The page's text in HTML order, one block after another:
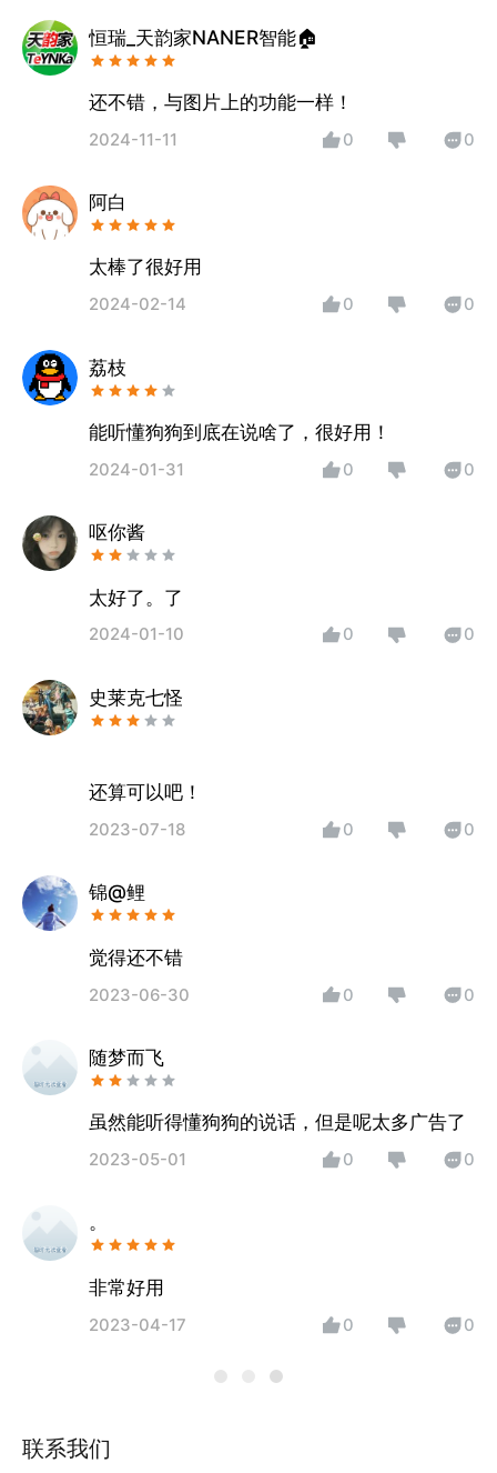
恒瑞_天韵家NANER智能🏠
还不错，与图片上的功能一样！
2024-11-11 0 0
阿白
太棒了很好用
2024-02-14 0 0
荔枝
能听懂狗狗到底在说啥了，很好用！
2024-01-31 0 0
呕你酱
太好了。了
2024-01-10 0 0
史莱克七怪
还算可以吧！
2023-07-18 0 0
锦@鲤
觉得还不错
2023-06-30 0 0
随梦而飞
虽然能听得懂狗狗的说话，但是呢太多广告了
2023-05-01 0 0
。
非常好用
2023-04-17 0 0
联系我们